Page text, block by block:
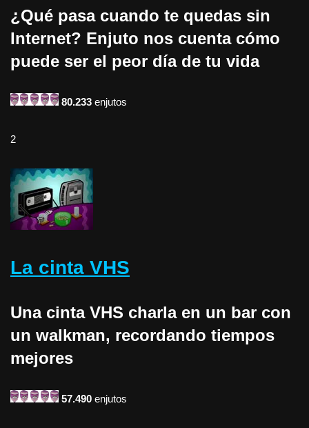
¿Qué pasa cuando te quedas sin
Internet? Enjuto nos cuenta cómo
puede ser el peor día de tu vida
80.233 enjutos
2
La cinta VHS
Una cinta VHS charla en un bar con
un walkman, recordando tiempos
mejores
57.490 enjutos